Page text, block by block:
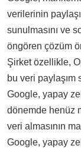
verilerinin
sunulmasını ve
öngören çözüm
Şirket özellikle,
bu veri paylaşım
Google, yapay
dönemde henüz
veri almasının
Google, yapay